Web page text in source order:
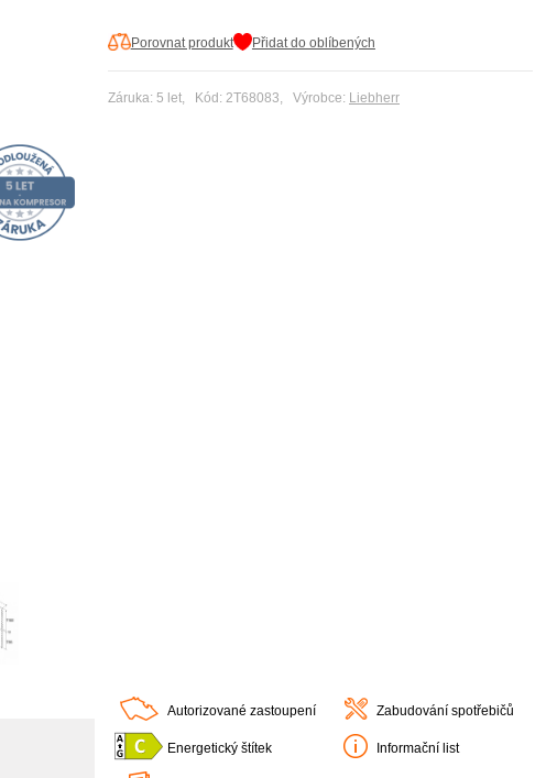
Porovnat produkt Přidat do oblíbených
Záruka: 5 let, Kód: 2T68083, Výrobce: Liebherr
Autorizované zastoupení Zabudování spotřebičů
Energetický štítek Informační list